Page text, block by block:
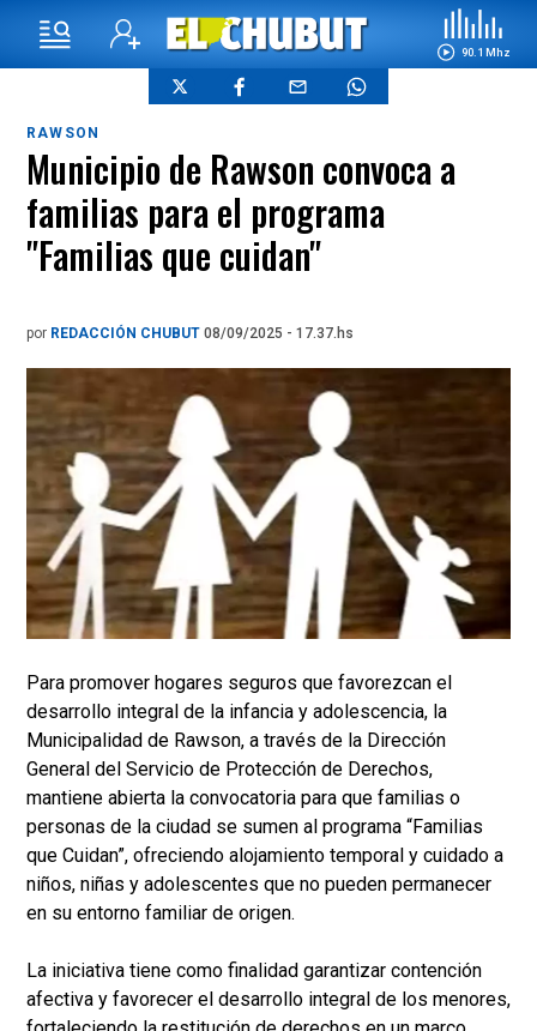
90.1 Mhz
RAWSON
Municipio de Rawson convoca a
familias para el programa
"Familias que cuidan"
por REDACCIÓN CHUBUT 08/09/2025 - 17.37.hs
Para promover hogares seguros que favorezcan el
desarrollo integral de la infancia y adolescencia, la
Municipalidad de Rawson, a través de la Dirección
General del Servicio de Protección de Derechos,
mantiene abierta la convocatoria para que familias o
personas de la ciudad se sumen al programa “Familias
que Cuidan”, ofreciendo alojamiento temporal y cuidado a
niños, niñas y adolescentes que no pueden permanecer
en su entorno familiar de origen.
La iniciativa tiene como finalidad garantizar contención
afectiva y favorecer el desarrollo integral de los menores,